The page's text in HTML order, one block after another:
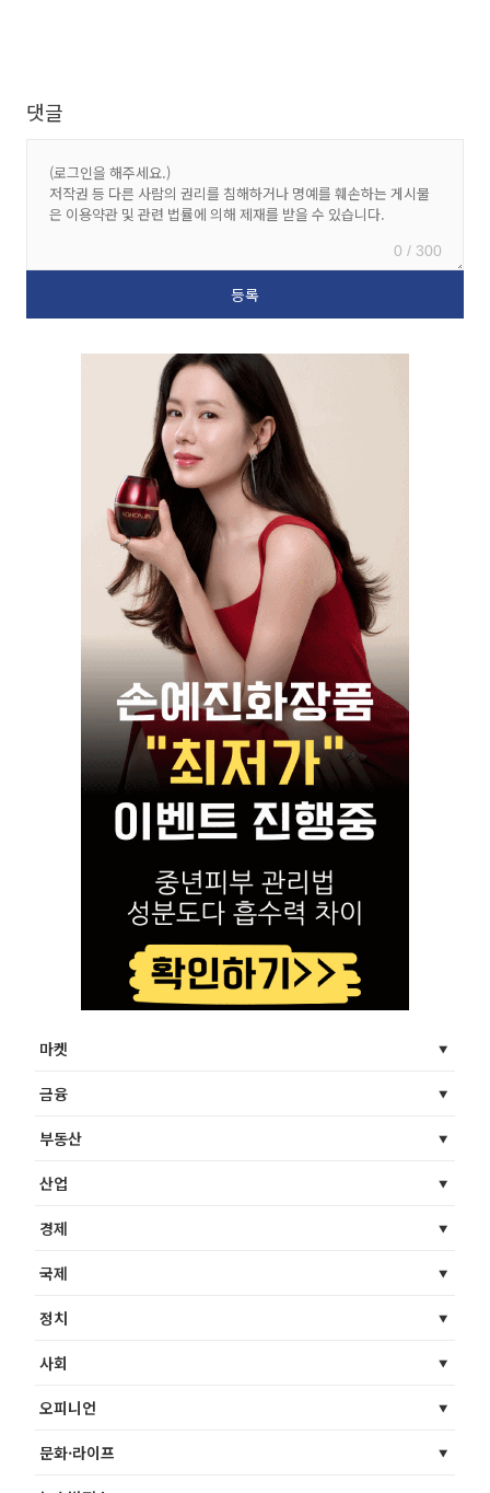
댓글
0 / 300
마켓
금융
부동산
산업
경제
국제
정치
사회
오피니언
문화·라이프